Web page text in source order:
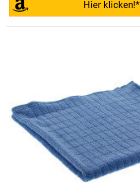
Hier klicken!*